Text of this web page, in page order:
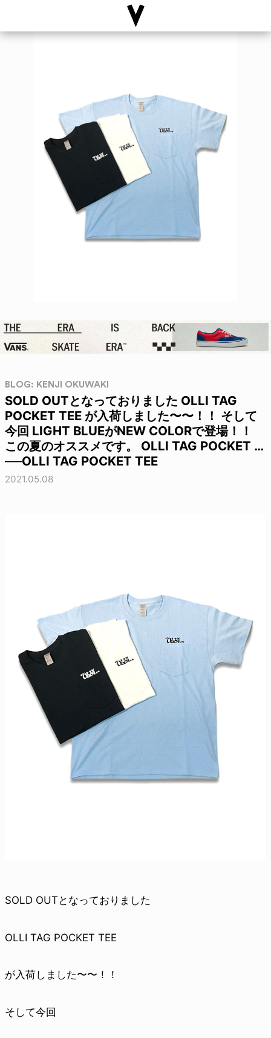
BLOG: KENJI OKUWAKI
SOLD OUTとなっておりました OLLI TAG
POCKET TEE が入荷しました〜〜！！ そして
今回 LIGHT BLUEがNEW COLORで登場！！
この夏のオススメです。 OLLI TAG POCKET …
──OLLI TAG POCKET TEE
2021.05.08
SOLD OUTとなっておりました
OLLI TAG POCKET TEE
が入荷しました〜〜！！
そして今回